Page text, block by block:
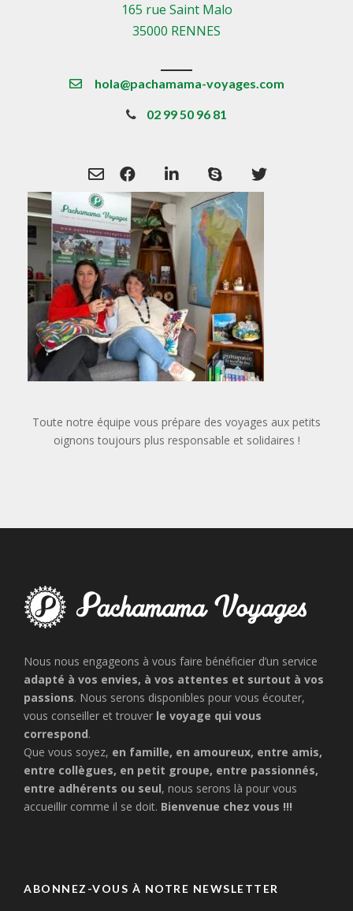
165 rue Saint Malo
35000 RENNES
hola@pachamama-voyages.com
02 99 50 96 81
Toute notre équipe vous prépare des voyages aux petits
oignons toujours plus responsable et solidaires !
Nous nous engageons à vous faire bénéficier d’un service
adapté à vos envies, à vos attentes et surtout à vos
passions. Nous serons disponibles pour vous écouter,
vous conseiller et trouver le voyage qui vous
correspond.
Que vous soyez, en famille, en amoureux, entre amis,
entre collègues, en petit groupe, entre passionnés,
entre adhérents ou seul, nous serons là pour vous
accueillir comme il se doit. Bienvenue chez vous !!!
ABONNEZ-VOUS À NOTRE NEWSLETTER